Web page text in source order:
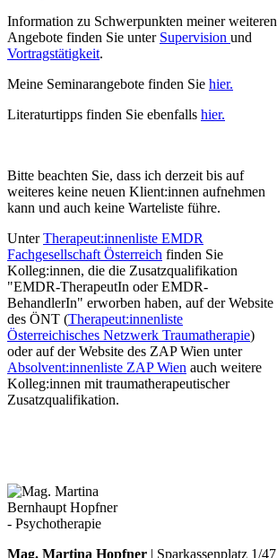
Information zu Schwerpunkten meiner weiteren
Angebote finden Sie unter Supervision und
Vortragstätigkeit.
Meine Seminarangebote finden Sie hier.
Literaturtipps finden Sie ebenfalls hier.
Bitte beachten Sie, dass ich derzeit bis auf
weiteres keine neuen Klient:innen aufnehmen
kann und auch keine Warteliste führe.
UnterTherapeut:innenliste EMDR
Fachgesellschaft Österreich finden Sie
Kolleg:innen, die die Zusatzqualifikation
"EMDR-TherapeutIn oder EMDR-
BehandlerIn" erworben haben, auf der Website
des ÖNT (Therapeut:innenliste
Österreichisches Netzwerk Traumatherapie)
oder auf der Website des ZAP Wien unter
Absolvent:innenliste ZAP Wien auch weitere
Kolleg:innen mit traumatherapeutischer
Zusatzqualifikation.
Mag. Martina Hopfner | Sparkassenplatz 1/